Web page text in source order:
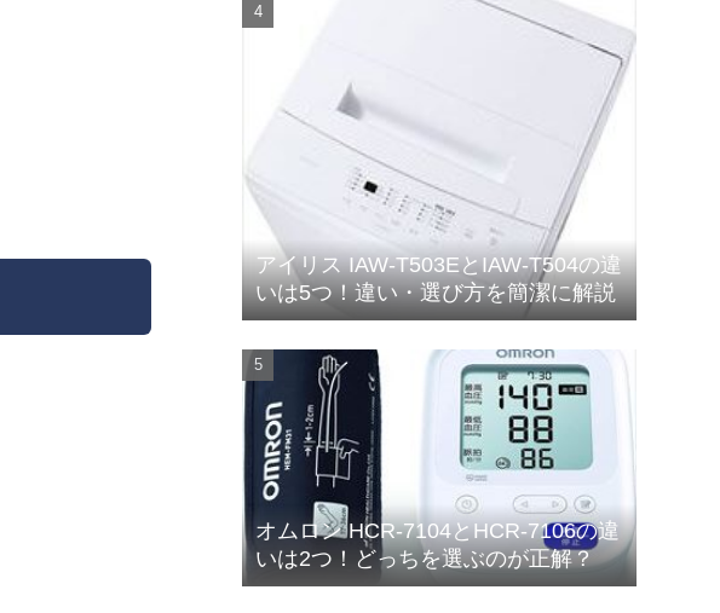
アイリス IAW-T503EとIAW-T504の違
いは5つ！違い・選び方を簡潔に解説
オムロン HCR-7104とHCR-7106の違
いは2つ！どっちを選ぶのが正解？